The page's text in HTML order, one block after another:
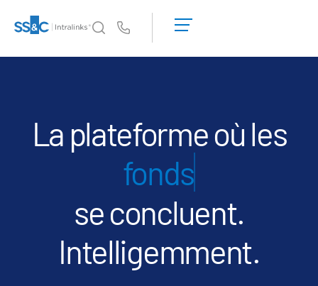
API et déploiement
Centre AI
Demander une
La plateforme où les
introdu
se concluent.
Intelligemment.